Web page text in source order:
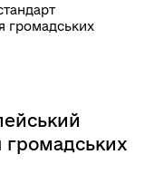
громадських
громадських